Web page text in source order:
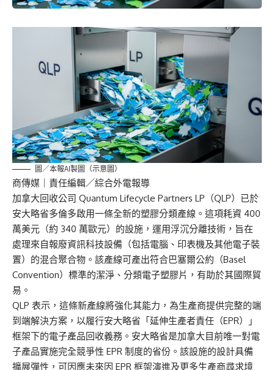
圖／本報AI製圖（示意圖）
商傳媒 ｜責任編輯／綜合外電報導
加拿大回收公司 Quantum Lifecycle Partners LP（QLP）已於
安大略省多倫多啟用一條全新的塑膠分類產線。這項耗資 400
萬美元（約 340 萬歐元）的設施，運用浮沉分離技術，旨在
處理來自報廢資訊科技設備（包括電腦、印表機及其他電子裝
置）的混合聚合物。該產線可產出符合巴塞爾公約（Basel
Convention）標準的潔淨、分類電子塑膠片，有助於其國際貿
易。
QLP 表示，這條新產線將強化其能力，為生產商提供完整的端
到端解決方案，以履行安大略省「延伸生產者責任（EPR）」
框架下的電子產品回收義務。安大略省是加拿大目前唯一對電
子產品實施完全競爭性 EPR 制度的省份。該設施的設計具備
擴展彈性，可因應未來因 EPR 框架演進及更多生產商尋求境